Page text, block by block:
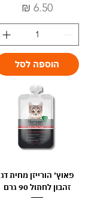
מחיר
הוספה לסל
פאוץ׳ הורייזן מחית דג
זהבון לחתול 90 גרם